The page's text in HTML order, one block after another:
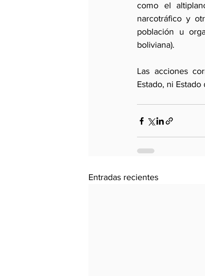
como el
narcotráfico y
población u
boliviana).
Las acciones
Estado, ni
Entradas recientes